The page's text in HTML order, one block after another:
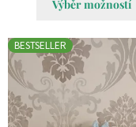
Výběr možností
BESTSELLER